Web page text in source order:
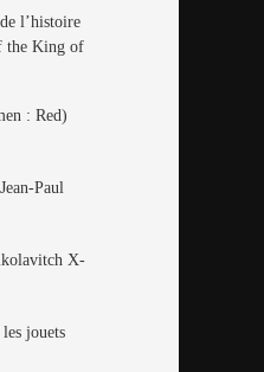
l’histoire
the King of
: Red)
Paul
X-
jouets